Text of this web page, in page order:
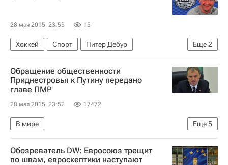
28 мая 2015, 23:55 15
Еще2
Хоккей Спорт
Питер Дебур
Национальная хоккейная лига (НХЛ)
Сан-Хосе Шаркс
Обращение общественности
Приднестровья к Путину передано
главе ПМР
28 мая 2015, 23:52 17472
Еще5
В мире
Приднестровская Молдавская Республика
Молдавия
Весь мир
Европа
Обозреватель DW: Евросоюз трещит
по швам, евроскептики наступают